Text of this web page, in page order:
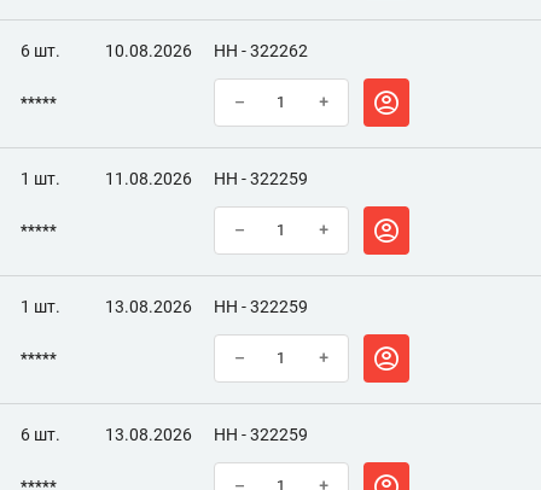
6 шт. 10.08.2026 НН - 322262
***** – +
1 шт. 11.08.2026 НН - 322259
***** – +
1 шт. 13.08.2026 НН - 322259
***** – +
6 шт. 13.08.2026 НН - 322259
*****